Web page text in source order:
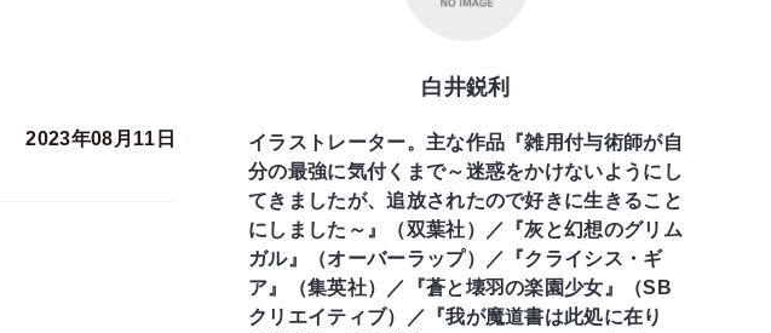
2023年08月11日
白井鋭利
イラストレーター。主な作品『雑用付与術師が自
分の最強に気付くまで～迷惑をかけないようにし
てきましたが、追放されたので好きに生きること
にしました～』（双葉社）／『灰と幻想のグリム
ガル』（オーバーラップ）／『クライシス・ギ
ア』（集英社）／『蒼と壊羽の楽園少女』（SB
クリエイティブ）／『我が魔道書は此処に在り